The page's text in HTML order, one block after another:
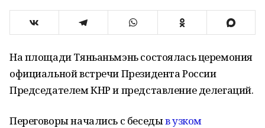
На площади Тяньаньмэнь состоялась церемония
официальной встречи Президента России
Председателем КНР и представление делегаций.
Переговоры начались с беседыв узком